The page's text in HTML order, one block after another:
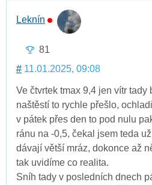
Leknín
81
# 11.01.2025, 09:08
Ve čtvrtek tmax 9,4 jen vítr tady
naštěstí to rychle přešlo,
v pátek přes den to pod nulu
ránu na -0,5, čekal jsem teda
dávají větší mráz, dokonce až
tak uvidíme co realita.
Sníh tady v posledních dnech